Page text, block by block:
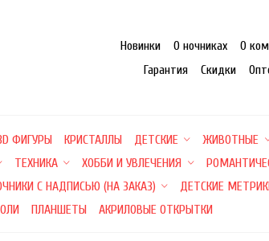
Новинки О ночниках О
Гарантия
Скидки
ФИГУРЫ КРИСТАЛЛЫ ДЕТСКИЕ ЖИВОТНЫЕ
ТЕХНИКА ХОББИ И УВЛЕЧЕНИЯ
С НАДПИСЬЮ (НА ЗАКАЗ) ДЕТСКИЕ
ПЛАНШЕТЫ АКРИЛОВЫЕ ОТКРЫТКИ